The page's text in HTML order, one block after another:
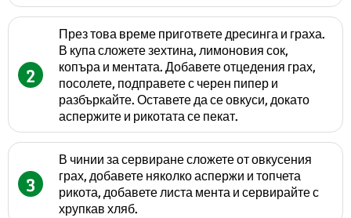
2
През това време пригответе дресинга и граха.
В купа сложете зехтина, лимоновия сок,
копъра и ментата. Добавете отцедения грах,
посолете, подправете с черен пипер и
разбъркайте. Оставете да се овкуси, докато
аспержите и рикотата се пекат.
3
В чинии за сервиране сложете от овкусения
грах, добавете няколко аспержи и топчета
рикота, добавете листа мента и сервирайте с
хрупкав хляб.